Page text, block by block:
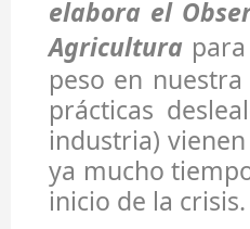
elabora el
Agricultura
peso en
prácticas
industria)
ya mucho
inicio de la crisis.